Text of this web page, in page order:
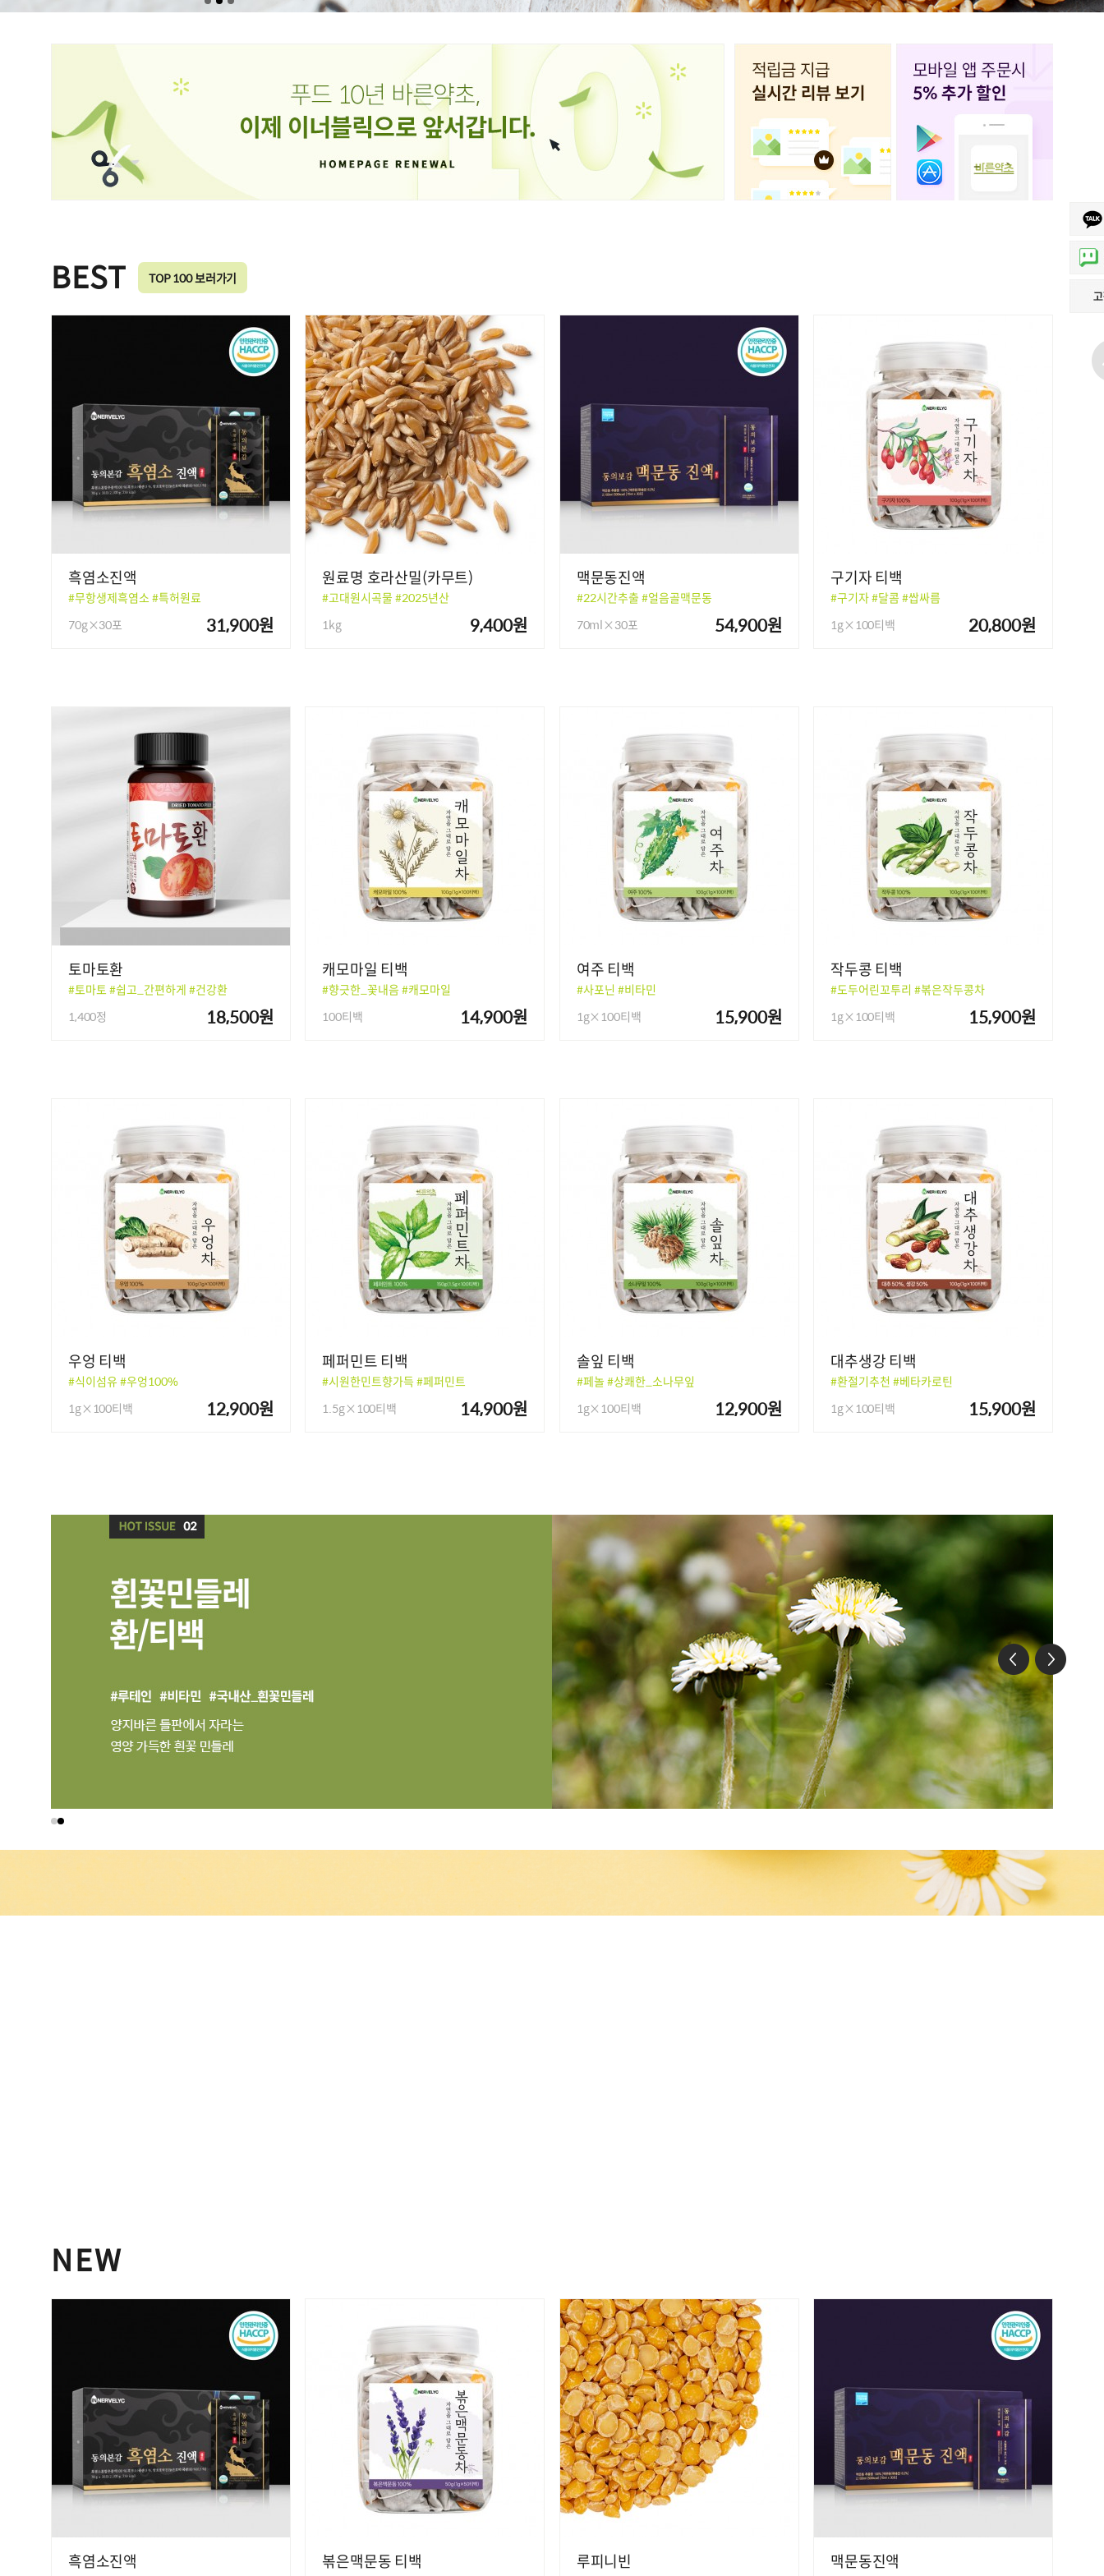
BEST TOP 100 보러가기
흑염소진액
#무항생제흑염소 #특허원료
70g×30포
31,900원
원료명 호라산밀(카무트)
#고대원시곡물 #2025년산
1kg
9,400원
맥문동진액
#22시간추출 #얼음골맥문동
70ml×30포
54,900원
구기자 티백
#구기자 #달콤 #쌉싸름
1g×100티백
20,800원
토마토환
#토마토 #쉽고_간편하게 #건강환
1,400정
18,500원
캐모마일 티백
#향긋한_꽃내음 #캐모마일
100티백
14,900원
여주 티백
#사포닌 #비타민
1g×100티백
15,900원
작두콩 티백
#도두어린꼬투리 #볶은작두콩차
1g×100티백
15,900원
우엉 티백
#식이섬유 #우엉100%
1g×100티백
12,900원
페퍼민트 티백
#시원한민트향가득 #페퍼민트
1.5g×100티백
14,900원
솔잎 티백
#페놀 #상쾌한_소나무잎
1g×100티백
12,900원
대추생강 티백
#환절기추천 #베타카로틴
1g×100티백
15,900원
NEW
흑염소진액 볶은맥문동 티백 루피니빈 맥문동진액